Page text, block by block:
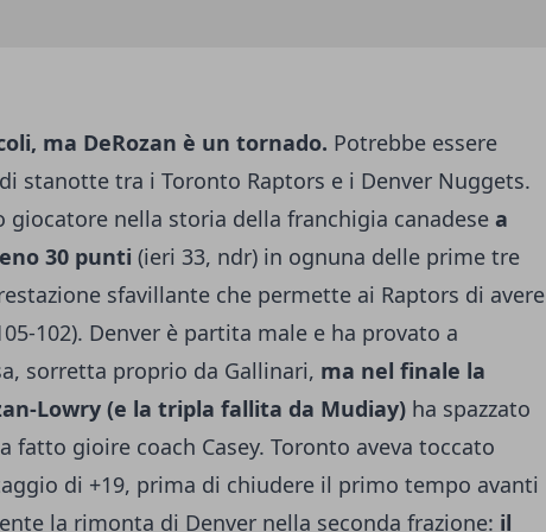
ma DeRozan è un tornado. Potrebbe essere
stanotte tra i Toronto Raptors e i Denver Nuggets.
giocatore nella storia della franchigia canadese a
30 punti (ieri 33, ndr) in ognuna delle prime tre
sfavillante che permette ai Raptors di avere
102). Denver è partita male e ha provato a
sorretta proprio da Gallinari, ma nel finale la
Lowry (e la tripla fallita da Mudiay) ha spazzato
fatto gioire coach Casey. Toronto aveva toccato
di +19, prima di chiudere il primo tempo avanti
la rimonta di Denver nella seconda frazione: il